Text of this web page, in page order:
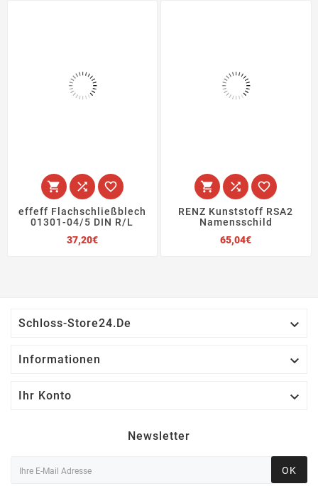
  
effeff Flachschließblech
01301-04/5 DIN R/L
37,20€Preis
  
RENZ Kunststoff RSA2
Namensschild
65,04€Preis
Schloss-Store24.de 
Informationen 
Ihr Konto 
Newsletter
OK